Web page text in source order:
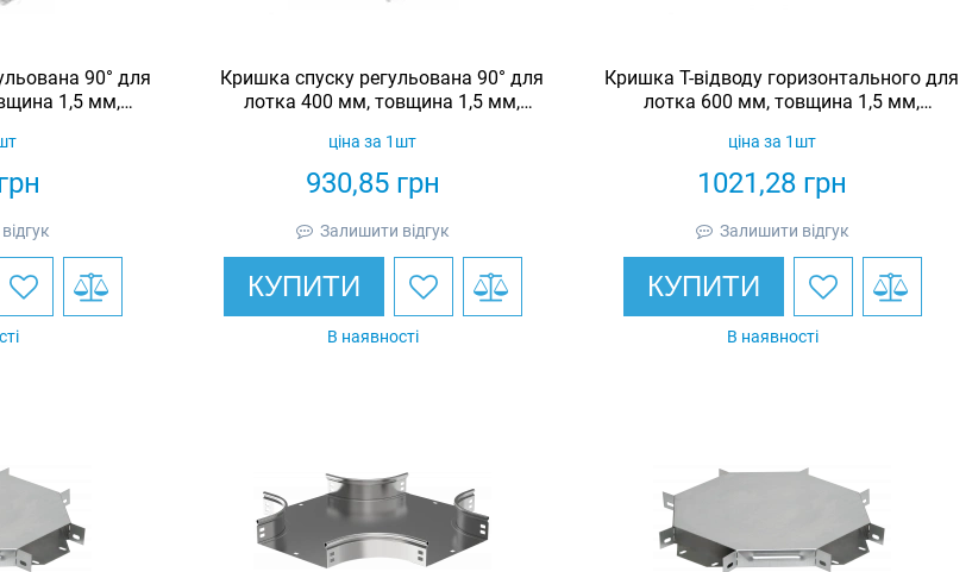
90° для
1,5 мм,
Кришка спуску регульована 90° для
лотка 400 мм, товщина 1,5 мм,
930,85грн
ціна за 1шт
Залишити відгук
КУПИТИ
В наявності
Кришка Т-відводу горизонтального для
лотка 600 мм, товщина 1,5 мм,
1021,28 грн
ціна за 1шт
Залишити відгук
КУПИТИ
В наявності